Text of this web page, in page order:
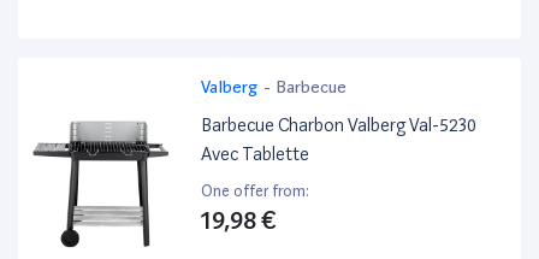
Valberg - Barbecue
Barbecue Charbon Valberg Val-5230
Avec Tablette
One offer from:
19,98 €